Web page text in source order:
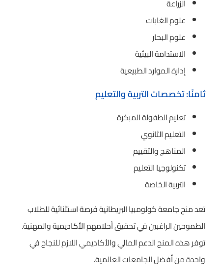
الزراعة
علوم الغابات
علوم البحار
الاستدامة البيئية
إدارة الموارد الطبيعية
ثامنًا: تخصصات التربية والتعليم
تعليم الطفولة المبكرة
التعليم الثانوي
المناهج والتقييم
تكنولوجيا التعليم
التربية الخاصة
تعد منح جامعة كولومبيا البريطانية فرصة استثنائية للطلاب
الطموحين الراغبين في تحقيق أحلامهم الأكاديمية والمهنية.
توفر هذه المنح الدعم المالي والأكاديمي اللازم للنجاح في
واحدة من أفضل الجامعات العالمية.